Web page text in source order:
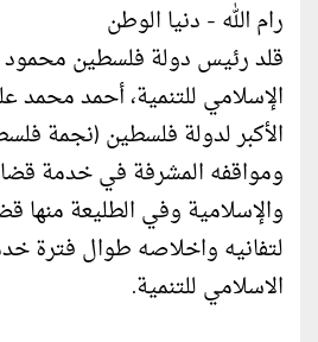
رام الله - دنيا الوطن
قلد رئيس دولة فلسطين
الإسلامي للتنمية، أحمد محمد
الأكبر لدولة فلسطين (نجمة
ومواقفه المشرفة في خدمة
والإسلامية وفي الطليعة منها
لتفانيه واخلاصه طوال فترة
الاسلامي للتنمية.